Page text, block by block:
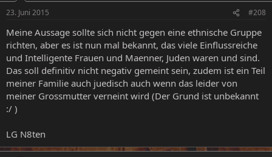
23. Juni 2015 #208
Meine Aussage sollte sich nicht gegen eine ethnische Gruppe
richten, aber es ist nun mal bekannt, das viele Einflussreiche
und Intelligente Frauen und Maenner, Juden waren und sind.
Das soll definitiv nicht negativ gemeint sein, zudem ist ein Teil
meiner Familie auch juedisch auch wenn das leider von
meiner Grossmutter verneint wird (Der Grund ist unbekannt
:/ )
LG N8ten